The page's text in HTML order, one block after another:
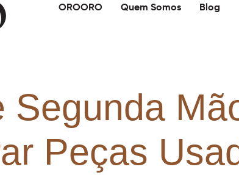
OROORO Quem Somos Blog
Segunda
Peças